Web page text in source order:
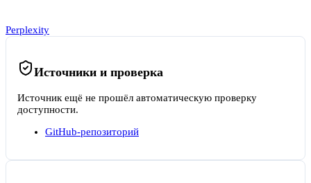
Perplexity
Источники и проверка
Источник ещё не прошёл автоматическую проверку
доступности.
GitHub-репозиторий